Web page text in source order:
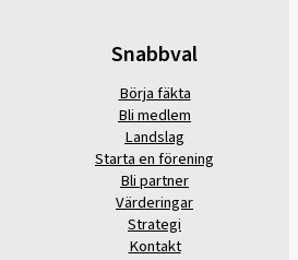
Snabbval
Börja fäkta
Bli medlem
Landslag
Starta en förening
Bli partner
Värderingar
Strategi
Kontakt